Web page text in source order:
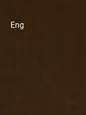
Eng